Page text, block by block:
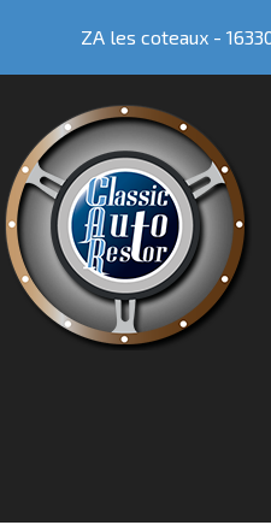
ZA les coteaux -